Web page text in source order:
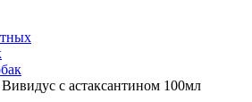
с астаксантином 100мл